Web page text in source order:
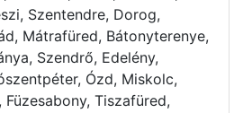
Szentendre, Dorog,
Mátrafüred, Bátonyterenye,
Szendrő, Edelény,
Ózd, Miskolc,
Tiszafüred,